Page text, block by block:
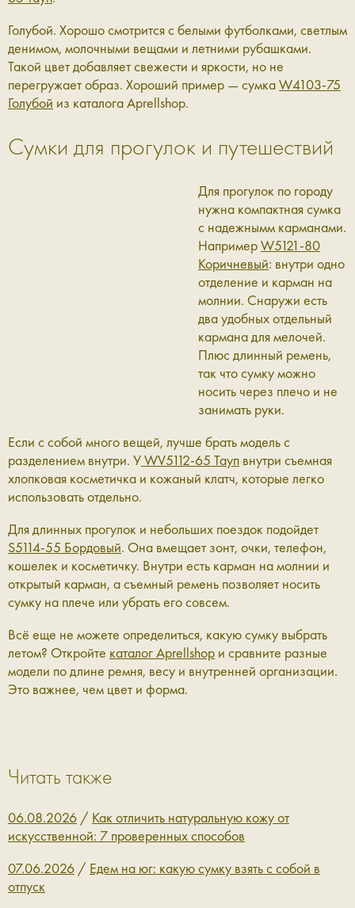
Голубой. Хорошо смотрится с белыми футболками, светлым
денимом, молочными вещами и летними рубашками.
Такой цвет добавляет свежести и яркости, но не
перегружает образ. Хороший пример — сумкаW4103-75
Голубой из каталога Aprellshop.
Сумки для прогулок и путешествий
Для прогулок по городу
нужна компактная сумка
с надежнымм карманами.
НапримерW5121-80
Коричневый: внутри одно
отделение и карман на
молнии. Снаружи есть
два удобных отдельный
кармана для мелочей.
Плюс длинный ремень,
так что сумку можно
носить через плечо и не
занимать руки.
Если с собой много вещей, лучше брать модель с
разделением внутри. УWV5112-65 Тауп внутри съемная
хлопковая косметичка и кожаный клатч, которые легко
использовать отдельно.
Для длинных прогулок и небольших поездок подойдет
S5114-55 Бордовый. Она вмещает зонт, очки, телефон,
кошелек и косметичку. Внутри есть карман на молнии и
открытый карман, а съемный ремень позволяет носить
сумку на плече или убрать его совсем.
Всё еще не можете определиться, какую сумку выбрать
летом? Откройте каталогAprellshop и сравните разные
модели по длине ремня, весу и внутренней организации.
Это важнее, чем цвет и форма.
Читать также
06.08.2026 / Как отличить натуральную кожу от
искусственной: 7 проверенных способов
07.06.2026 / Едем на юг: какую сумку взять с собой в
отпуск